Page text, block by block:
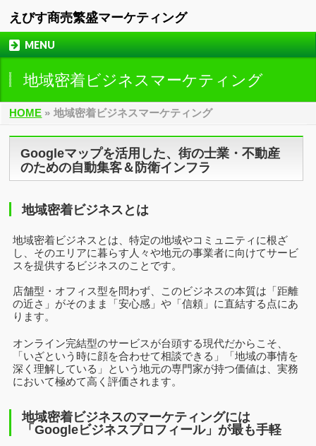
えびす商売繁盛マーケティング
MENU
地域密着ビジネスマーケティング
HOME » 地域密着ビジネスマーケティング
Googleマップを活用した、街の士業・不動産
のための自動集客＆防衛インフラ
地域密着ビジネスとは
地域密着ビジネスとは、特定の地域やコミュニティに根ざ
し、そのエリアに暮らす人々や地元の事業者に向けてサービ
スを提供するビジネスのことです。
店舗型・オフィス型を問わず、このビジネスの本質は「距離
の近さ」がそのまま「安心感」や「信頼」に直結する点にあ
ります。
オンライン完結型のサービスが台頭する現代だからこそ、
「いざという時に顔を合わせて相談できる」「地域の事情を
深く理解している」という地元の専門家が持つ価値は、実務
において極めて高く評価されます。
地域密着ビジネスのマーケティングには
「Googleビジネスプロフィール」が最も手軽